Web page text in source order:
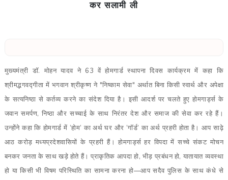
कर सलामी ली
मुख्यमंत्री डॉ. मोहन यादव ने 63 वें होमगार्ड स्थापना दिवस कार्यक्रम में कहा कि
श्रीमद्भगवद्गीता में भगवान श्रीकृष्ण ने "निष्काम सेवा" अर्थात बिना किसी स्वार्थ और अपेक्षा
के सत्यनिष्ठा से कर्तव्य करने का संदेश दिया है। इसी आदर्श पर चलते हुए होमगार्ड्स के
जवान समर्पण, निष्ठा और सच्चाई के साथ निरंतर देश और समाज की सेवा कर रहे हैं।
उन्होंने कहा कि होमगार्ड में ‘होम’ का अर्थ घर और ‘गॉर्ड’ का अर्थ प्रहरी होता है। आप साढ़े
आठ करोड़ मध्यप्रदेशवासियों के प्रहरी हैं। होमगार्ड्स हर विपदा में सच्चे संकट मोचन
बनकर जनता के साथ खड़े होते हैं। प्राकृतिक आपदा हो, भीड़ प्रबंधन हो, यातायात व्यवस्था
हो या किसी भी विषम परिस्थिति का सामना करना हो—आप सदैव पुलिस के साथ कंधे से